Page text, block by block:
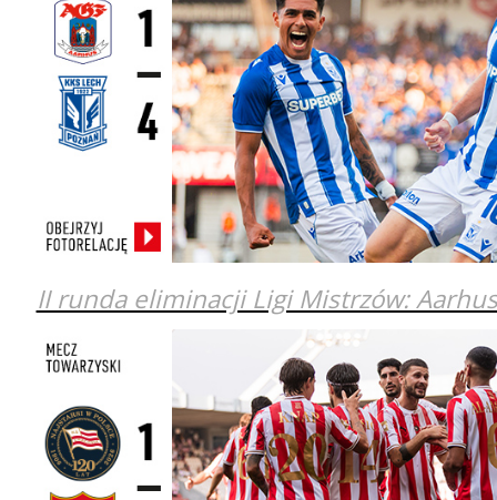
II runda eliminacji Ligi Mistrzów: